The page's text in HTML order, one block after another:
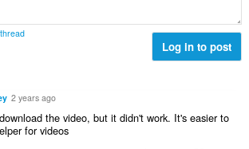
Log in to post
2 years ago
the video, but it didn't work. It's easier to
for videos